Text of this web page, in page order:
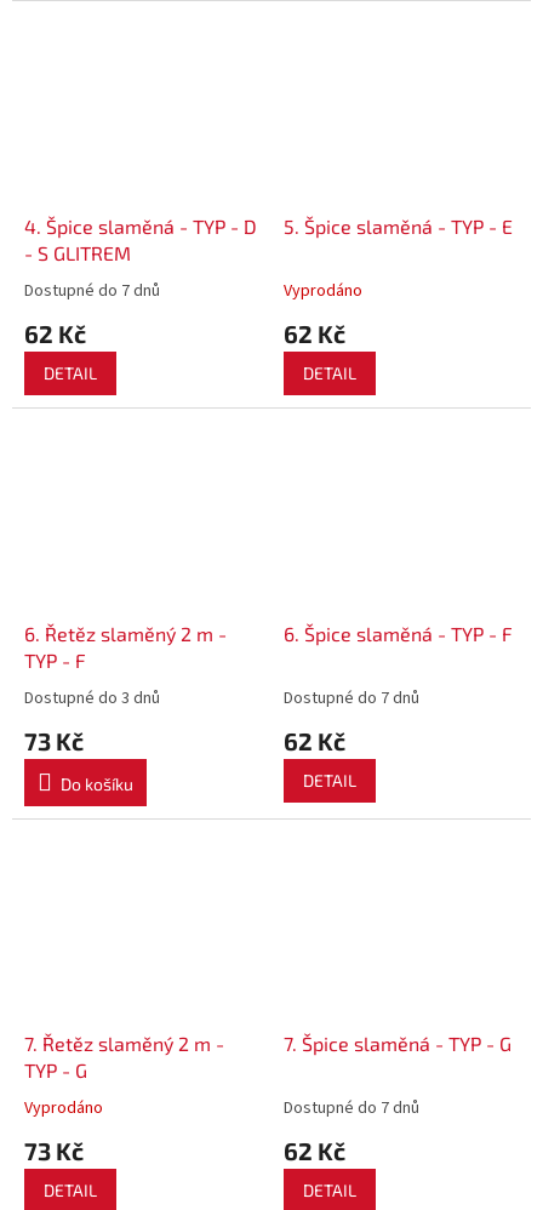
4. Špice slaměná - TYP - D
- S GLITREM
Dostupné do 7 dnů
62 Kč
DETAIL
5. Špice slaměná - TYP - E
Vyprodáno
62 Kč
DETAIL
6. Řetěz slaměný 2 m -
TYP - F
Dostupné do 3 dnů
73 Kč
Do košíku
6. Špice slaměná - TYP - F
Dostupné do 7 dnů
62 Kč
DETAIL
7. Řetěz slaměný 2 m -
TYP - G
Vyprodáno
73 Kč
DETAIL
7. Špice slaměná - TYP - G
Dostupné do 7 dnů
62 Kč
DETAIL